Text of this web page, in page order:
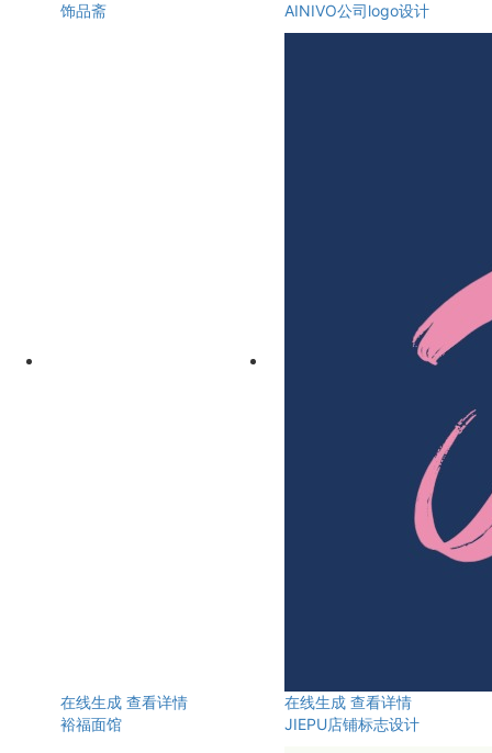
饰品斋
AINIVO公司logo设计
在线生成 查看详情
裕福面馆
在线生成 查看详情
JIEPU店铺标志设计